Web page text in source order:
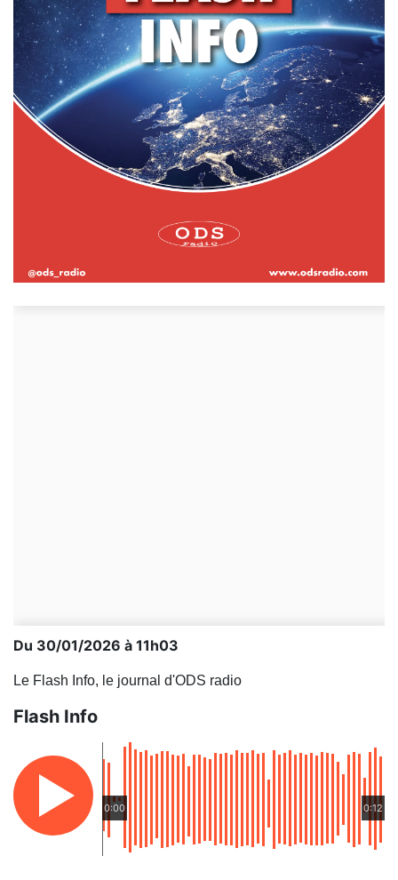
Du 30/01/2026 à 11h03
Le Flash Info, le journal d'ODS radio
Flash Info
0:00 0:12